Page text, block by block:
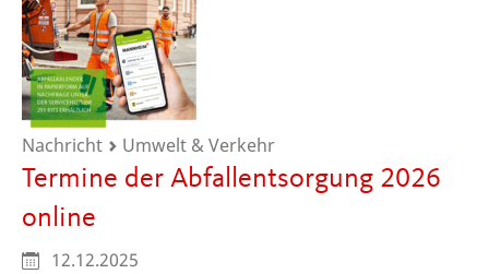
Nachricht Umwelt & Verkehr
Termine der Abfallentsorgung 2026
online
12.12.2025